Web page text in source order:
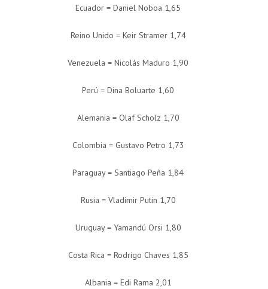
Ecuador = Daniel Noboa 1,65
Reino Unido = Keir Stramer 1,74
Venezuela = Nicolás Maduro 1,90
Perú = Dina Boluarte 1,60
Alemania = Olaf Scholz 1,70
Colombia = Gustavo Petro 1,73
Paraguay = Santiago Peña 1,84
Rusia = Vladimir Putin 1,70
Uruguay = Yamandú Orsi 1,80
Costa Rica = Rodrigo Chaves 1,85
Albania = Edi Rama 2,01